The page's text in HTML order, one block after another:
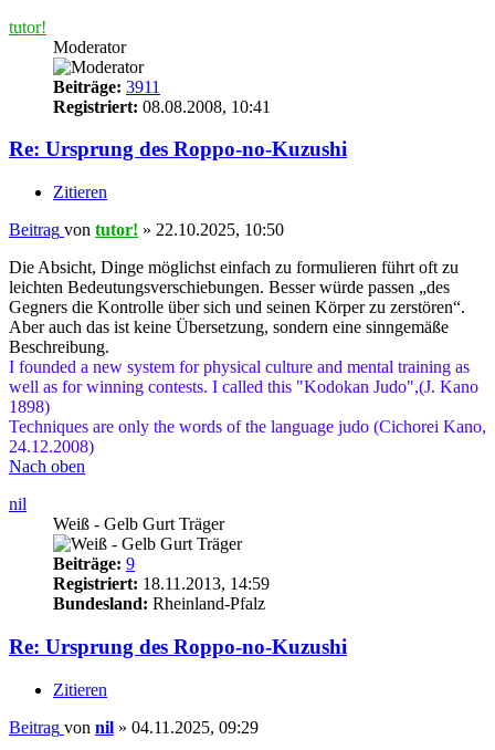
tutor!
Moderator
Beiträge: 3911
Registriert: 08.08.2008, 10:41
Re: Ursprung des Roppo-no-Kuzushi
Zitieren
Beitrag von tutor! » 22.10.2025, 10:50
Die Absicht, Dinge möglichst einfach zu formulieren führt oft zu
leichten Bedeutungsverschiebungen. Besser würde passen „des
Gegners die Kontrolle über sich und seinen Körper zu zerstören“.
Aber auch das ist keine Übersetzung, sondern eine sinngemäße
Beschreibung.
I founded a new system for physical culture and mental training as
well as for winning contests. I called this "Kodokan Judo",(J. Kano
1898)
Techniques are only the words of the language judo (Cichorei Kano,
24.12.2008)
Nach oben
nil
Weiß - Gelb Gurt Träger
Beiträge: 9
Registriert: 18.11.2013, 14:59
Bundesland: Rheinland-Pfalz
Re: Ursprung des Roppo-no-Kuzushi
Zitieren
Beitrag von nil » 04.11.2025, 09:29